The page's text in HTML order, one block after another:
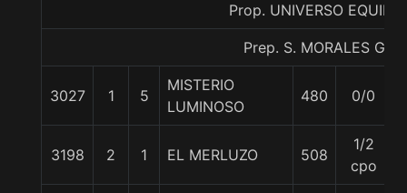
Prop. UNIVERSO EQUINO
Prep. S. MORALES G.
3027 1 5
MISTERIO
LUMINOSO
480 0/0
3198 2 1 EL MERLUZO 508
1/2
cpo